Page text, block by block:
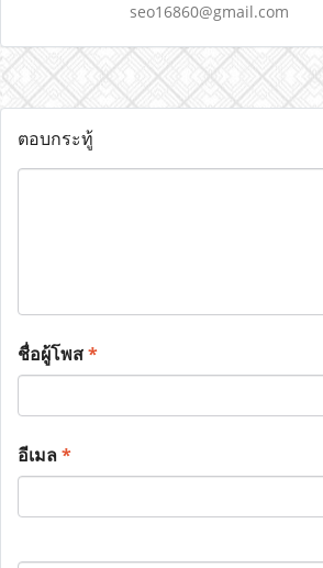
seo16860@gmail.com
ตอบกระทู้
ชื่อผู้โพส*
อีเมล*